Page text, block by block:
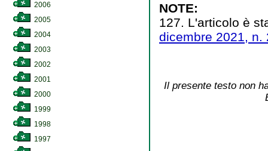
2006
2005
2004
2003
2002
2001
2000
1999
1998
1997
NOTE:
127. L'articolo è
dicembre 2021, n.
Il presente testo non